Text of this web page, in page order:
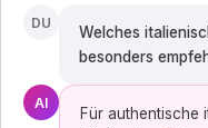
DU
Welches
besonders
AI
Für authentische